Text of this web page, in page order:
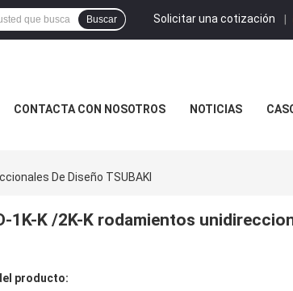
Solicitar una cotización |
Buscar
CONTACTA CON NOSOTROS NOTICIAS
De Diseño TSUBAKI
1K-K /2K-K rodamientos
producto: